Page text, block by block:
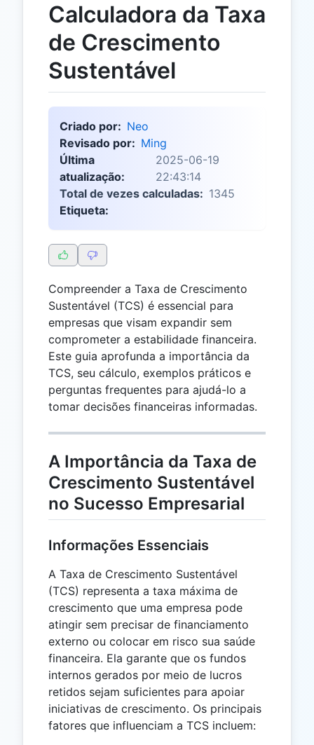
Calculadora da Taxa
de Crescimento
Sustentável
Criado por: Neo
Revisado por: Ming
Última
atualização:
2025-06-19
22:43:14
Total de vezes calculadas: 1345
Etiqueta:
Compreender a Taxa de Crescimento
Sustentável (TCS) é essencial para
empresas que visam expandir sem
comprometer a estabilidade financeira.
Este guia aprofunda a importância da
TCS, seu cálculo, exemplos práticos e
perguntas frequentes para ajudá-lo a
tomar decisões financeiras informadas.
A Importância da Taxa de
Crescimento Sustentável
no Sucesso Empresarial
Informações Essenciais
A Taxa de Crescimento Sustentável
(TCS) representa a taxa máxima de
crescimento que uma empresa pode
atingir sem precisar de financiamento
externo ou colocar em risco sua saúde
financeira. Ela garante que os fundos
internos gerados por meio de lucros
retidos sejam suficientes para apoiar
iniciativas de crescimento. Os principais
fatores que influenciam a TCS incluem: